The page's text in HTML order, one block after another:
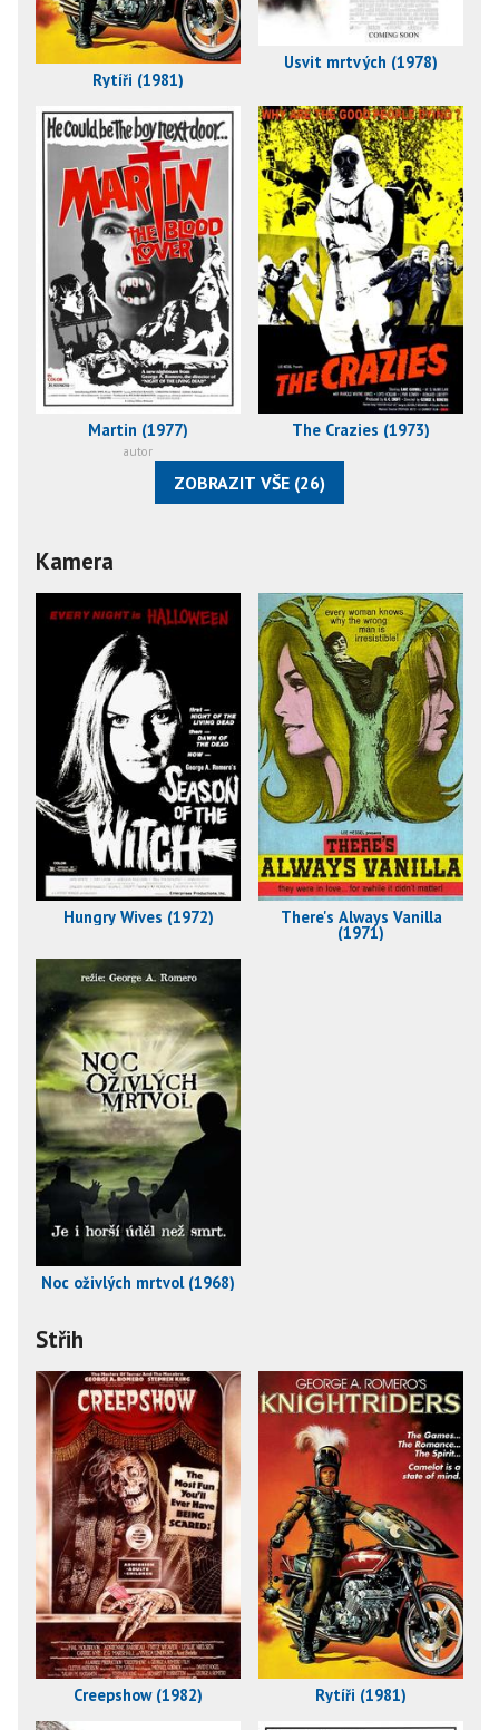
Rytíři (1981)
Úsvit mrtvých (1978)
Martin (1977)
autor
The Crazies (1973)
ZOBRAZIT VŠE (26)
Kamera
Hungry Wives (1972) There's Always Vanilla
(1971)
Noc oživlých mrtvol (1968)
Střih
Creepshow (1982) Rytíři (1981)